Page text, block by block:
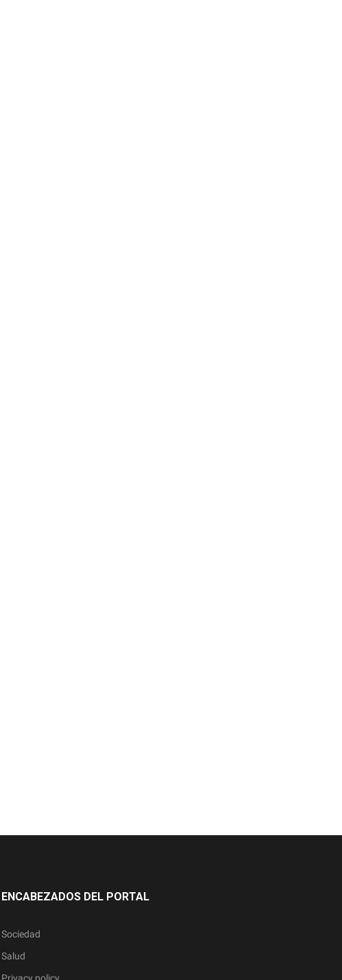
ENCABEZADOS DEL PORTAL
Sociedad
Salud